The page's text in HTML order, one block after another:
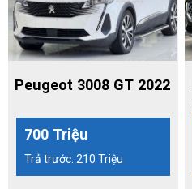
Peugeot 3008 GT 2022
700 Triệu
Trả trước: 210 Triệu